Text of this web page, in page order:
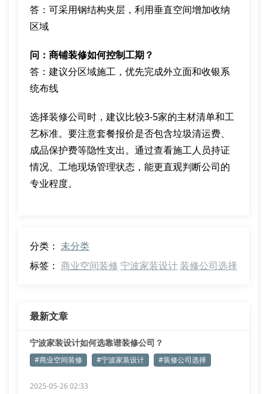
答：可采用钢结构夹层，利用垂直空间增加收纳
区域
问：商铺装修如何控制工期？
答：建议分区域施工，优先完成外立面和收银系
统布线
选择装修公司时，建议比较3-5家的主材清单和工
艺标准。要注意套餐报价是否包含垃圾清运费、
成品保护费等隐性支出。通过查看施工人员持证
情况、工地现场管理状态，能更直观判断公司的
专业程度。
分类： 未分类
标签： 商业空间装修 宁波家装设计装修公司选择
最新文章
宁波家装设计如何选靠谱装修公司？
#商业空间装修 #宁波家装设计 #装修公司选择
2025-05-26 02:33